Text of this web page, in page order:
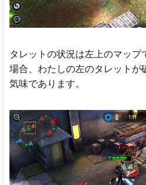
タレットの状況は左上のマッ
場合、わたしの左のタレットが
気味であります。